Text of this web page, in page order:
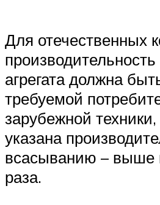
Для отечественных
агрегата должна
требуемой
зарубежной
указана
всасыванию – выше
раза.